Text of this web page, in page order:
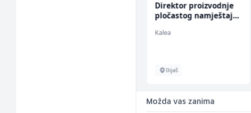
Direktor proizvodnje
pločastog namještaja
Kalea
Ilijaš
Možda vas zanima